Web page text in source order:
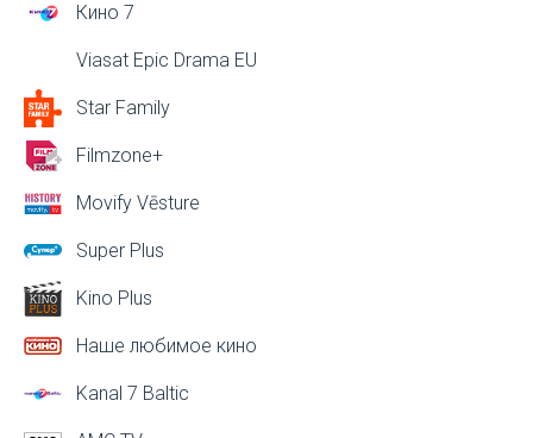
Кино 7
Viasat Epic Drama EU
Star Family
Filmzone+
Movify Vēsture
Super Plus
Kino Plus
Наше любимое кино
Kanal 7 Baltic